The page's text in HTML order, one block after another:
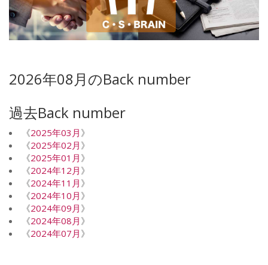
2026年08月のBack number
過去Back number
《2025年03月 》
《2025年02月 》
《2025年01月 》
《2024年12月 》
《2024年11月 》
《2024年10月 》
《2024年09月 》
《2024年08月 》
《2024年07月 》